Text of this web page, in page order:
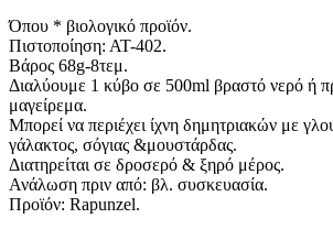
Όπου * βιολογικό προϊόν.
Πιστοποίηση: ΑΤ-402.
Βάρος 68g-8τεμ.
Διαλύουμε 1 κύβο σε 500ml βραστό νερό ή
μαγείρεμα.
Μπορεί να περιέχει ίχνη δημητριακών με
γάλακτος, σόγιας &μουστάρδας.
Διατηρείται σε δροσερό & ξηρό μέρος.
Ανάλωση πριν από: βλ. συσκευασία.
Προϊόν: Rapunzel.